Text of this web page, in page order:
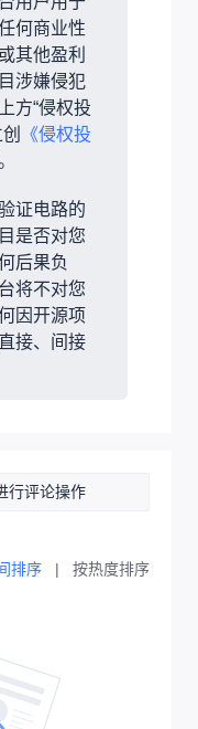
何商业性
其他盈利
涉嫌侵犯
方“侵权投
《侵权投
证电路的
是否对您
后果负
将不对您
因开源项
接、间接
行评论操作
排序 | 按热度排序